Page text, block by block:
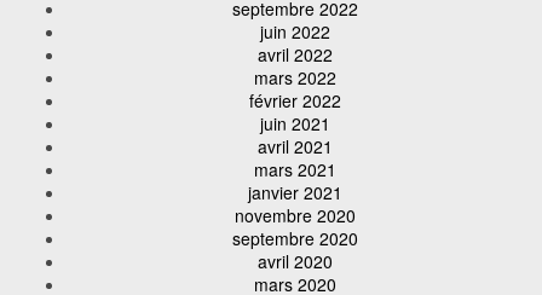
septembre 2022
juin 2022
avril 2022
mars 2022
février 2022
juin 2021
avril 2021
mars 2021
janvier 2021
novembre 2020
septembre 2020
avril 2020
mars 2020